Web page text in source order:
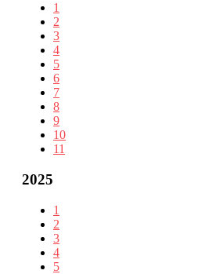
1
2
3
4
5
6
7
8
9
10
11
2025
1
2
3
4
5